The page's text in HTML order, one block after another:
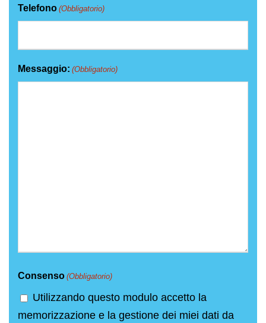
Telefono (Obbligatorio)
Messaggio: (Obbligatorio)
Consenso (Obbligatorio)
Utilizzando questo modulo accetto la
memorizzazione e la gestione dei miei dati da